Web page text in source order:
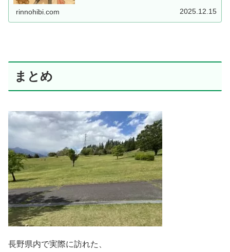
rinnohibi.com 2025.12.15
まとめ
長野県内で実際に訪れた、